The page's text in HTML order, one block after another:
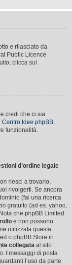
e rilasciato da
Public Licence
clicca sul
credi che ci sia
Centro Idee phpBB,
funzionalità.
d’ordine legale
riesci a trovarlo,
rivolgerti. Se ancora
(fai una ricerca
gratuito (ad es. yahoo,
che phpBB Limited
e non possono
utilizzata questa
o phpBB Store in
collegata al sito
I messaggi di posta
l’uso da parte